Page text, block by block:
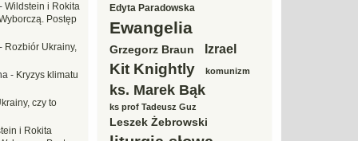
Edyta Paradowska
Ewangelia
Grzegorz Braun Izrael
Kit Knightly komunizm
ks. Marek Bąk
ks prof Tadeusz Guz
Leszek Żebrowski
Wildstein i Rokita
Postęp
Rozbiór Ukrainy,
- Kryzys klimatu
czy to
i Rokita